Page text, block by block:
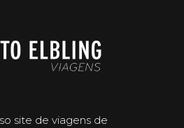
site de viagens de